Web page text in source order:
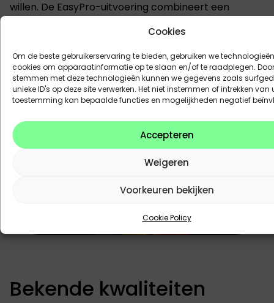
Cookies
Om de beste gebruikerservaring te bieden, gebruiken we
cookies om apparaatinformatie op te slaan en/of te raadplegen.
stemmen met deze technologieën kunnen we gegevens zoals
unieke ID's op deze site verwerken. Het niet instemmen of intrekken van
toestemming kan bepaalde functies en mogelijkheden negatief
Accepteren
Weigeren
Voorkeuren bekijken
Cookie Policy
willen. De EasyPro-uitvoering combineert een
technologieën voor dagelijks gebruik. Zo blijft de
Doblò een veelzijdige partner voor leveringen,
installaties en serviceactiviteiten.
Bekende kwaliteiten